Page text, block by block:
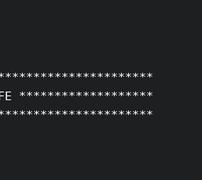
*******************